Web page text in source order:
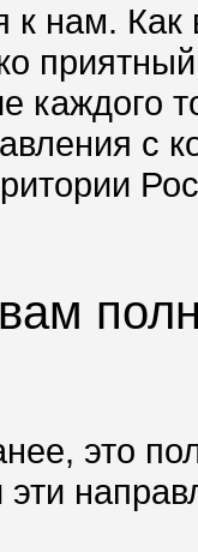
к нам.
каждого
с
это
эти